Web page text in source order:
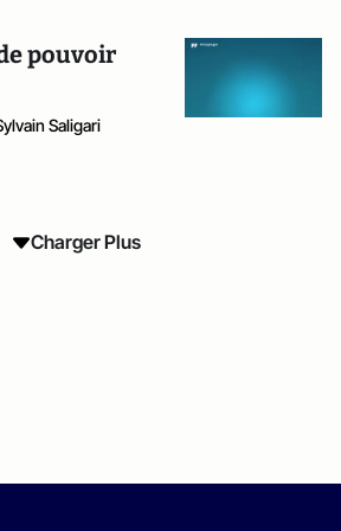
pouvoir
Saligari
Charger Plus